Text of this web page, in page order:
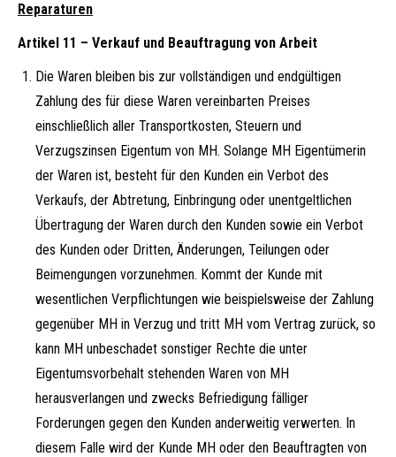
Reparaturen
Artikel 11 – Verkauf und Beauftragung von Arbeit
Die Waren bleiben bis zur vollständigen und endgültigen
Zahlung des für diese Waren vereinbarten Preises
einschließlich aller Transportkosten, Steuern und
Verzugszinsen Eigentum von MH. Solange MH Eigentümerin
der Waren ist, besteht für den Kunden ein Verbot des
Verkaufs, der Abtretung, Einbringung oder unentgeltlichen
Übertragung der Waren durch den Kunden sowie ein Verbot
des Kunden oder Dritten, Änderungen, Teilungen oder
Beimengungen vorzunehmen. Kommt der Kunde mit
wesentlichen Verpflichtungen wie beispielsweise der Zahlung
gegenüber MH in Verzug und tritt MH vom Vertrag zurück, so
kann MH unbeschadet sonstiger Rechte die unter
Eigentumsvorbehalt stehenden Waren von MH
herausverlangen und zwecks Befriedigung fälliger
Forderungen gegen den Kunden anderweitig verwerten. In
diesem Falle wird der Kunde MH oder den Beauftragten von